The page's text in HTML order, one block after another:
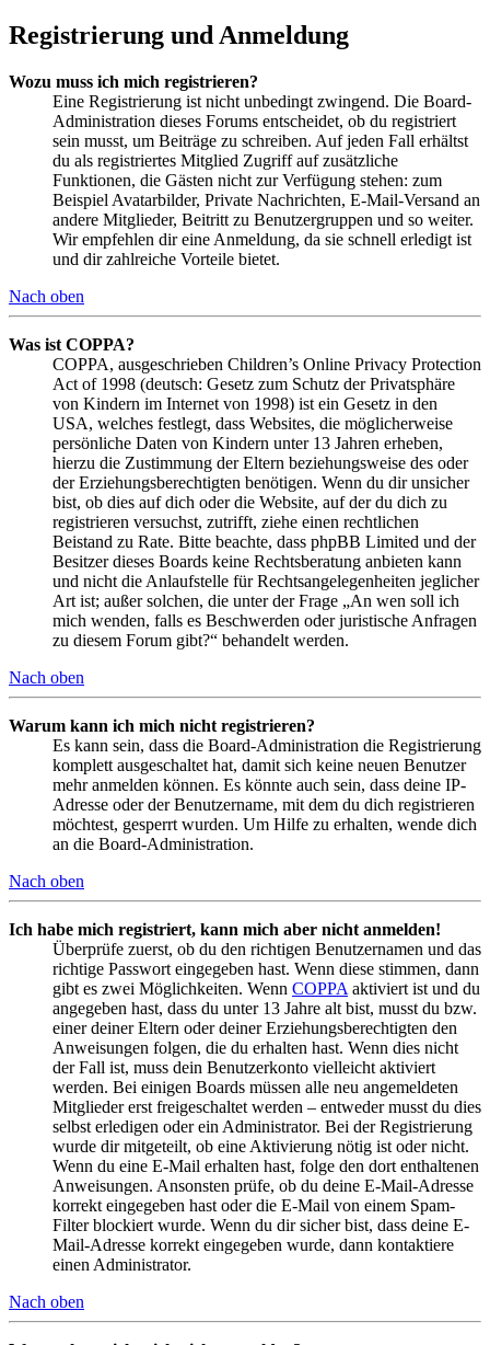
Registrierung und Anmeldung
Wozu muss ich mich registrieren?
Eine Registrierung ist nicht unbedingt zwingend. Die Board-
Administration dieses Forums entscheidet, ob du registriert
sein musst, um Beiträge zu schreiben. Auf jeden Fall erhältst
du als registriertes Mitglied Zugriff auf zusätzliche
Funktionen, die Gästen nicht zur Verfügung stehen: zum
Beispiel Avatarbilder, Private Nachrichten, E-Mail-Versand an
andere Mitglieder, Beitritt zu Benutzergruppen und so weiter.
Wir empfehlen dir eine Anmeldung, da sie schnell erledigt ist
und dir zahlreiche Vorteile bietet.
Nach oben
Was ist COPPA?
COPPA, ausgeschrieben Children’s Online Privacy Protection
Act of 1998 (deutsch: Gesetz zum Schutz der Privatsphäre
von Kindern im Internet von 1998) ist ein Gesetz in den
USA, welches festlegt, dass Websites, die möglicherweise
persönliche Daten von Kindern unter 13 Jahren erheben,
hierzu die Zustimmung der Eltern beziehungsweise des oder
der Erziehungsberechtigten benötigen. Wenn du dir unsicher
bist, ob dies auf dich oder die Website, auf der du dich zu
registrieren versuchst, zutrifft, ziehe einen rechtlichen
Beistand zu Rate. Bitte beachte, dass phpBB Limited und der
Besitzer dieses Boards keine Rechtsberatung anbieten kann
und nicht die Anlaufstelle für Rechtsangelegenheiten jeglicher
Art ist; außer solchen, die unter der Frage „An wen soll ich
mich wenden, falls es Beschwerden oder juristische Anfragen
zu diesem Forum gibt?“ behandelt werden.
Nach oben
Warum kann ich mich nicht registrieren?
Es kann sein, dass die Board-Administration die Registrierung
komplett ausgeschaltet hat, damit sich keine neuen Benutzer
mehr anmelden können. Es könnte auch sein, dass deine IP-
Adresse oder der Benutzername, mit dem du dich registrieren
möchtest, gesperrt wurden. Um Hilfe zu erhalten, wende dich
an die Board-Administration.
Nach oben
Ich habe mich registriert, kann mich aber nicht anmelden!
Überprüfe zuerst, ob du den richtigen Benutzernamen und das
richtige Passwort eingegeben hast. Wenn diese stimmen, dann
gibt es zwei Möglichkeiten. Wenn COPPA aktiviert ist und du
angegeben hast, dass du unter 13 Jahre alt bist, musst du bzw.
einer deiner Eltern oder deiner Erziehungsberechtigten den
Anweisungen folgen, die du erhalten hast. Wenn dies nicht
der Fall ist, muss dein Benutzerkonto vielleicht aktiviert
werden. Bei einigen Boards müssen alle neu angemeldeten
Mitglieder erst freigeschaltet werden – entweder musst du dies
selbst erledigen oder ein Administrator. Bei der Registrierung
wurde dir mitgeteilt, ob eine Aktivierung nötig ist oder nicht.
Wenn du eine E-Mail erhalten hast, folge den dort enthaltenen
Anweisungen. Ansonsten prüfe, ob du deine E-Mail-Adresse
korrekt eingegeben hast oder die E-Mail von einem Spam-
Filter blockiert wurde. Wenn du dir sicher bist, dass deine E-
Mail-Adresse korrekt eingegeben wurde, dann kontaktiere
einen Administrator.
Nach oben